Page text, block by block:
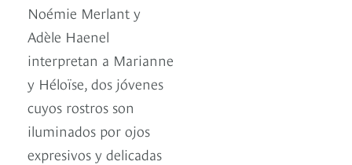
Noémie Merlant y
Adèle Haenel
interpretan a Marianne
y Héloïse, dos jóvenes
cuyos rostros son
iluminados por ojos
expresivos y delicadas